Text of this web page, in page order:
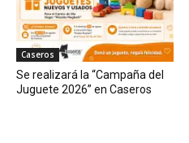
Caseros
Se realizará la “Campaña del
Juguete 2026” en Caseros